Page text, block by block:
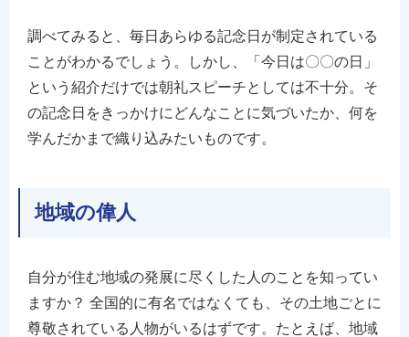
調べてみると、毎日あらゆる記念日が制定されている
ことがわかるでしょう。しかし、「今日は〇〇の日」
という紹介だけでは朝礼スピーチとしては不十分。そ
の記念日をきっかけにどんなことに気づいたか、何を
学んだかまで織り込みたいものです。
地域の偉人
自分が住む地域の発展に尽くした人のことを知ってい
ますか？ 全国的に有名ではなくても、その土地ごとに
尊敬されている人物がいるはずです。たとえば、地域